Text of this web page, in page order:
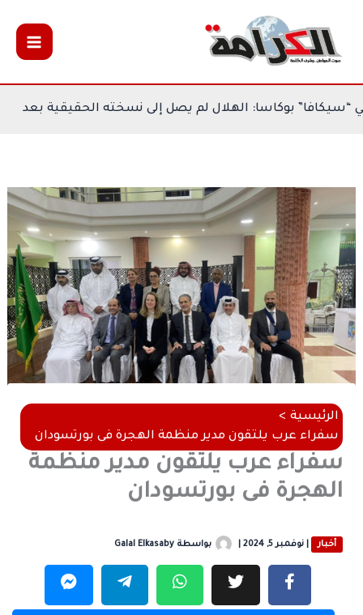
المحتوى
في “سيكافا” بوكاسا: الهلال لم يصل إلى نسخته
الرئيسية
سفراء عرب يلتقون مدير منظمة الهجرة فى بورتسودان
سفراء عرب يلتقون مدير منظمة
الهجرة فى بورتسودان
أخبار |نوفمبر 5, 2024 بواسطة Galal Elkasaby